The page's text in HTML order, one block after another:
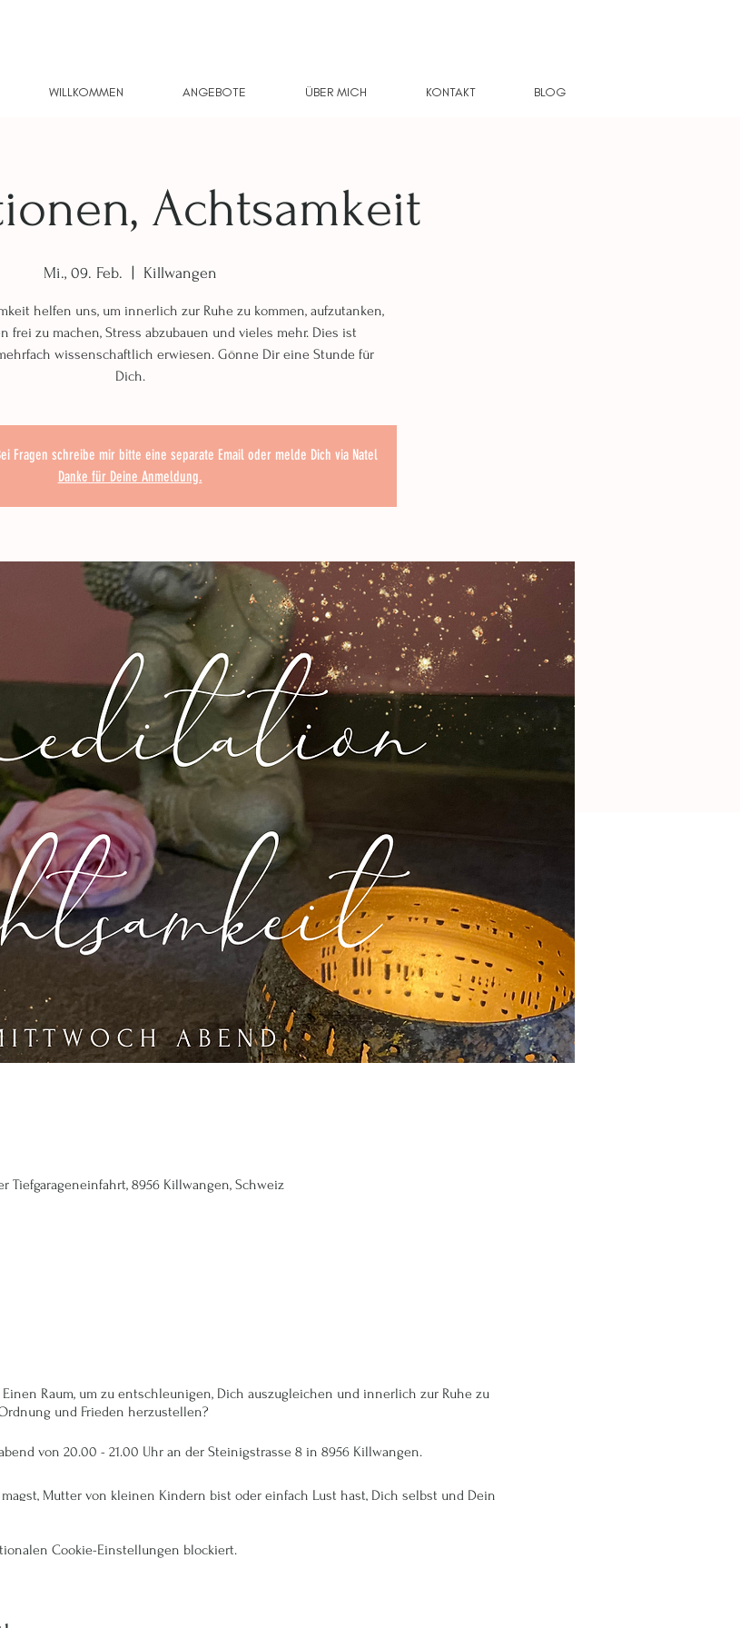
WILLKOMMEN ANGEBOTE ÜBER MICH KONTAKT BLOG
Achtsamkeit
Mi., 09. Feb. Killwangen
helfen uns, um innerlich zur Ruhe zu kommen, aufzutanken,
frei zu machen, Stress abzubauen und vieles mehr. Dies ist
wissenschaftlich erwiesen. Gönne Dir eine Stunde für
Dich.
Fragen schreibe mir bitte eine separate Email oder melde Dich via Natel
Danke für Deine Anmeldung.
Tiefgarageneinfahrt, 8956 Killwangen, Schweiz
Raum, um zu entschleunigen, Dich auszugleichen und innerlich zur Ruhe zu
und Frieden herzustellen?
von 20.00 - 21.00 Uhr an der Steinigstrasse 8 in 8956 Killwangen.
Mutter von kleinen Kindern bist oder einfach Lust hast, Dich selbst und Dein
Du kannst sie gerne einzeln buchen.
Cookie-Einstellungen blockiert.